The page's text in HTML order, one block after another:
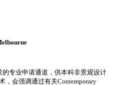
专业申请通道，供本科非景观设计
，会强调通过有关Contemporary